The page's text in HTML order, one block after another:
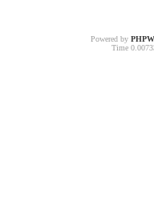
Powered by
Time